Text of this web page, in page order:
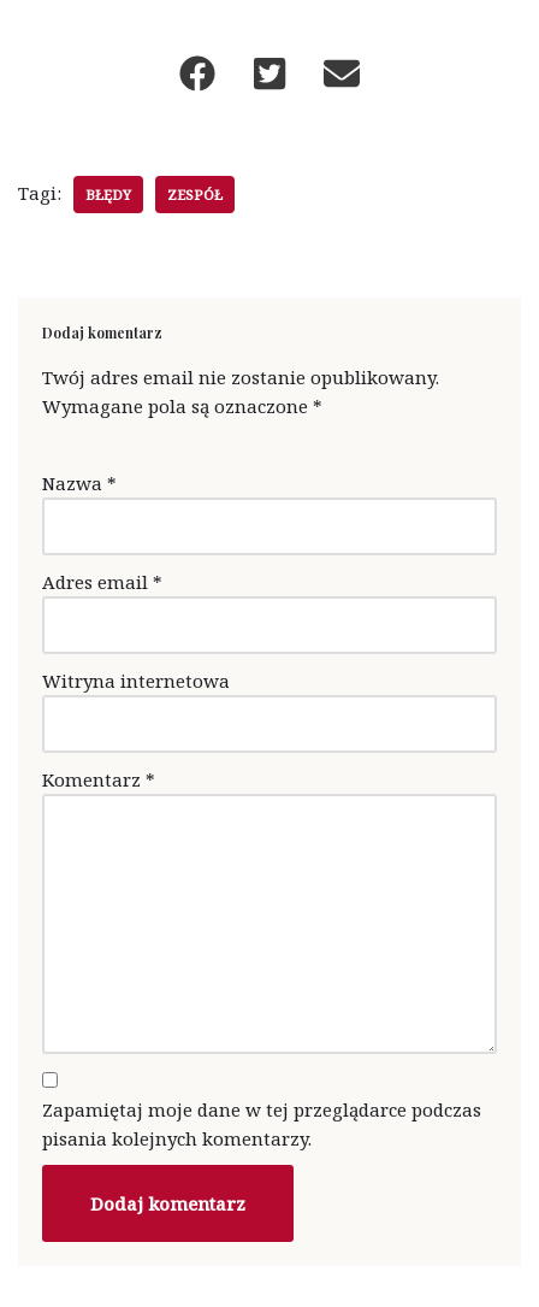
Tagi: BŁĘDY ZESPÓŁ
Dodaj komentarz
Twój adres email nie zostanie opublikowany.
Wymagane pola są oznaczone *
Nazwa *
Adres email *
Witryna internetowa
Komentarz *
Zapamiętaj moje dane w tej przeglądarce podczas
pisania kolejnych komentarzy.